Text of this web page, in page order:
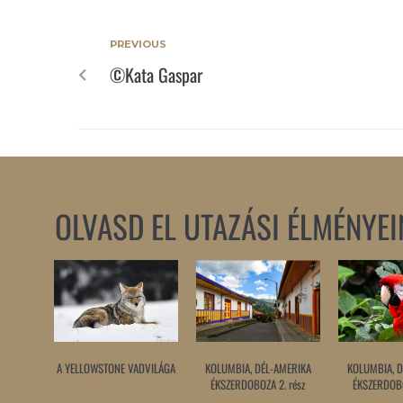
PREVIOUS
©Kata Gaspar
OLVASD EL UTAZÁSI
A YELLOWSTONE VADVILÁGA
KOLUMBIA, DÉL-AMERIKA
ÉKSZERDOBOZA 2. rész
KOLUMBIA,